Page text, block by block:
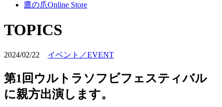
鷹の爪Online Store
TOPICS
2024/02/22 イベント／EVENT
第1回ウルトラソフビフェスティバル
に親方出演します。